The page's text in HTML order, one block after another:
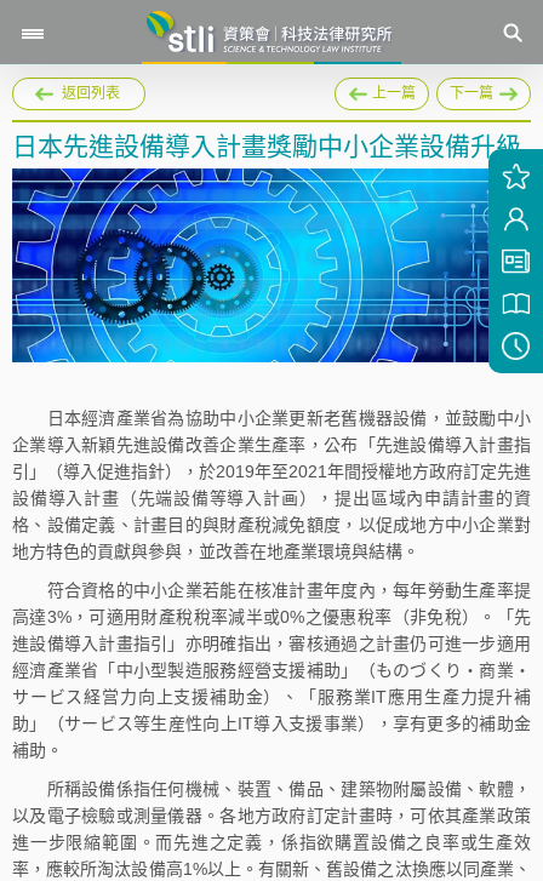
返回列表 上一篇 下一篇
日本先進設備導入計畫獎勵中小企業設備升級
日本經濟產業省為協助中小企業更新老舊機器設備，並鼓勵中小
企業導入新穎先進設備改善企業生產率，公布「先進設備導入計畫指
引」（導入促進指針），於2019年至2021年間授權地方政府訂定先進
設備導入計畫（先端設備等導入計画），提出區域內申請計畫的資
格、設備定義、計畫目的與財產稅減免額度，以促成地方中小企業對
地方特色的貢獻與參與，並改善在地產業環境與結構。
符合資格的中小企業若能在核准計畫年度內，每年勞動生產率提
高達3%，可適用財產稅稅率減半或0%之優惠稅率（非免稅）。「先
進設備導入計畫指引」亦明確指出，審核通過之計畫仍可進一步適用
經濟產業省「中小型製造服務經營支援補助」（ものづくり・商業・
サービス経営力向上支援補助金）、「服務業IT應用生產力提升補
助」（サービス等生産性向上IT導入支援事業），享有更多的補助金
補助。
所稱設備係指任何機械、裝置、備品、建築物附屬設備、軟體，
以及電子檢驗或測量儀器。各地方政府訂定計畫時，可依其產業政策
進一步限縮範圍。而先進之定義，係指欲購置設備之良率或生產效
率，應較所淘汰設備高1%以上。有關新、舊設備之汰換應以同產業、